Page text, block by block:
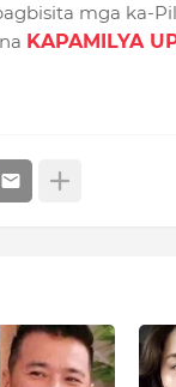
mga ka-
KAPAMILYA